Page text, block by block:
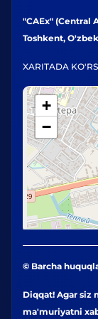
"CAEx" (Central
Toshkent,
XARITADA
+
−
© Barcha
Diqqat! Agar siz
ma'muriyatni